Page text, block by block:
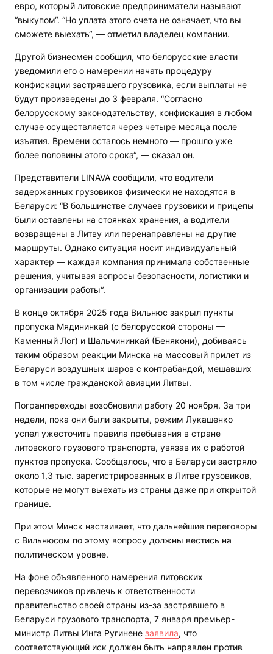
евро, который литовские предприниматели называют
“выкупом“. “Но уплата этого счета не означает, что вы
сможете выехать“, — отметил владелец компании.
Другой бизнесмен сообщил, что белорусские власти
уведомили его о намерении начать процедуру
конфискации застрявшего грузовика, если выплаты не
будут произведены до 3 февраля. “Согласно
белорусскому законодательству, конфискация в любом
случае осуществляется через четыре месяца после
изъятия. Времени осталось немного — прошло уже
более половины этого срока“, — сказал он.
Представители LINAVA сообщили, что водители
задержанных грузовиков физически не находятся в
Беларуси: “В большинстве случаев грузовики и прицепы
были оставлены на стоянках хранения, а водители
возвращены в Литву или перенаправлены на другие
маршруты. Однако ситуация носит индивидуальный
характер — каждая компания принимала собственные
решения, учитывая вопросы безопасности, логистики и
организации работы“.
В конце октября 2025 года Вильнюс закрыл пункты
пропуска Мядининкай (с белорусской стороны —
Каменный Лог) и Шальчининкай (Бенякони), добиваясь
таким образом реакции Минска на массовый прилет из
Беларуси воздушных шаров с контрабандой, мешавших
в том числе гражданской авиации Литвы.
Погранпереходы возобновили работу 20 ноября. За три
недели, пока они были закрыты, режим Лукашенко
успел ужесточить правила пребывания в стране
литовского грузового транспорта, увязав их с работой
пунктов пропуска. Сообщалось, что в Беларуси застряло
около 1,3 тыс. зарегистрированных в Литве грузовиков,
которые не могут выехать из страны даже при открытой
границе.
При этом Минск настаивает, что дальнейшие переговоры
с Вильнюсом по этому вопросу должны вестись на
политическом уровне.
На фоне объявленного намерения литовских
перевозчиков привлечь к ответственности
правительство своей страны из-за застрявшего в
Беларуси грузового транспорта, 7 января премьер-
министр Литвы Инга Ругинене заявила, что
соответствующий иск должен быть направлен против